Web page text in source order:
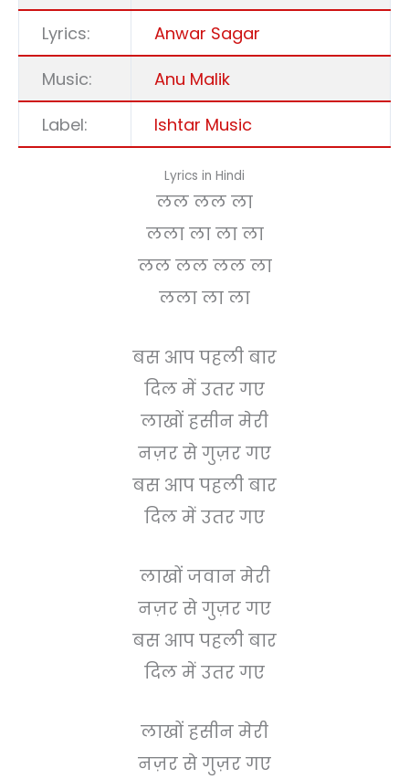
Lyrics:
Anwar Sagar
Music:
Anu Malik
Label:
Ishtar Music
Lyrics in Hindi
लल लल ला
लला ला ला ला
लल लल लल ला
लला ला ला
बस आप पहली बार
दिल में उतर गए
लाखों हसीन मेरी
नज़र से गुज़र गए
बस आप पहली बार
दिल में उतर गए
लाखों जवान मेरी
नज़र से गुज़र गए
बस आप पहली बार
दिल में उतर गए
लाखों हसीन मेरी
नज़र से गुज़र गए